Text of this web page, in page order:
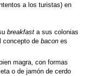
a los turistas) en
breakfast a sus colonias
concepto de bacon es
magra, con formas
o de jamón de cerdo